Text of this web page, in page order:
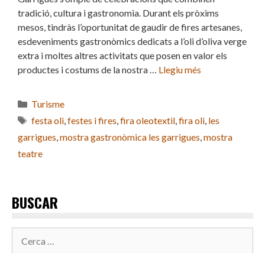
tradició, cultura i gastronomia. Durant els pròxims
mesos, tindràs l’oportunitat de gaudir de fires artesanes,
esdeveniments gastronòmics dedicats a l’oli d’oliva verge
extra i moltes altres activitats que posen en valor els
productes i costums de la nostra … Llegiu més
Categories
Turisme
Etiquetes
festa oli, festes i fires fira oleotextil, fira oli, les
garrigues mostra gastronòmica les garrigues mostra
teatre
BUSCAR